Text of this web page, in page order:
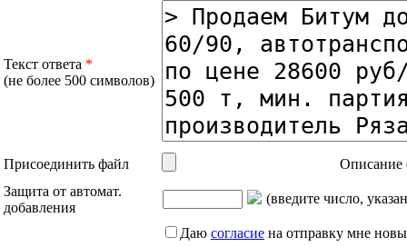
Текст ответа *
(не более 500 символов)
Присоединить файл
Описание
Защита от автомат.
добавления
(введите число,
Даю согласие на отправку мне